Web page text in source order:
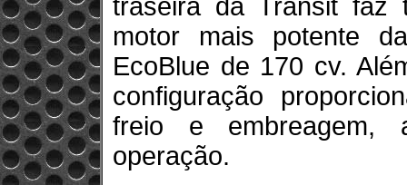
traseira da Transit faz
motor mais potente
EcoBlue de 170 cv.
configuração
freio e embreagem,
operação.